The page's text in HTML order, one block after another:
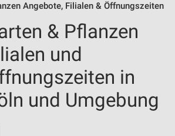
Angebote, Filialen & Öffnungszeiten
& Pflanzen
und
in
und Umgebung